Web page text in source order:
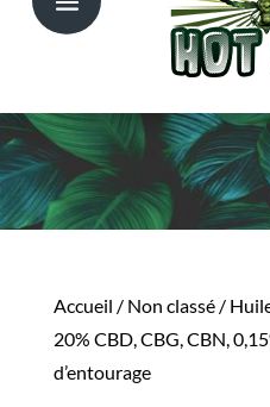
Accueil / Non classé/
20% CBD, CBG, CBN,
d’entourage